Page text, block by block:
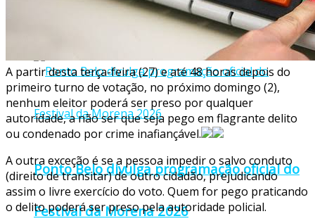
João de Itabaiana 2026
Ponto Belo divulga programação oficial do
Festival da Morena 2026
A partir destaterça-feira (27) e até 48 horas depois do
primeiro turno de votação, no próximo domingo (2),
nenhum eleitor poderá ser preso por qualquer
autoridade, a não ser que seja pego em flagrante delito
ou condenado por crime inafiançável.
A outra exceção é se a pessoa impedir o salvo conduto
(direito de transitar) de outro cidadão, prejudicando
assim o livre exercício do voto. Quem for pego praticando
o delito poderá ser preso pela autoridade policial.